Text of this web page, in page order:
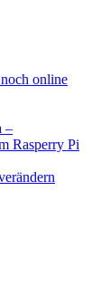
online
–
Rasperry Pi